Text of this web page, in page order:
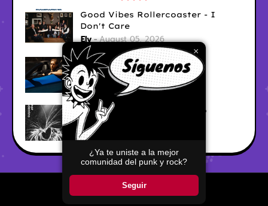
×
¿Ya te uniste a la mejor
comunidad del punk y rock?
Seguir
Good Vibes Rollercoaster - I
Don't Care
Ely August 05, 2026
Hyperwulf - FaceTime
Ely August 04, 2026
BARRACÜDA - Mar Adentro
Ely August 04, 2026
About